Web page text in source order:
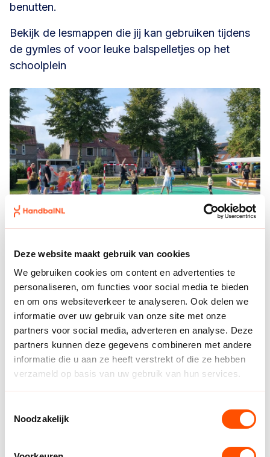
Deze website maakt gebruik van cookies
We gebruiken cookies om content en advertenties te
personaliseren, om functies voor social media te bieden
en om ons websiteverkeer te analyseren. Ook delen we
informatie over uw gebruik van onze site met onze
partners voor social media, adverteren en analyse. Deze
partners kunnen deze gegevens combineren met andere
informatie die u aan ze heeft verstrekt of die ze hebben
verzameld op basis van uw gebruik van hun services.
Noodzakelijk
benutten.
Bekijk de lesmappen die jij kan gebruiken tijdens
de gymles of voor leuke balspelletjes op het
schoolplein
Lesmappen voor op scholen
Het NHV heeft de les map ’Kennismaken met Handbal’
ontwikkeld, met daarin voorbeeld lessen voor het
primaire onderwijs, het voortgezet onderwijs en
Tchoukbal. De lessen die zijn uitgewerkt proberen een
brug te slaan tussen het bewegingsonderwijs op
school en de handbalvereniging, waar de jeugd zich